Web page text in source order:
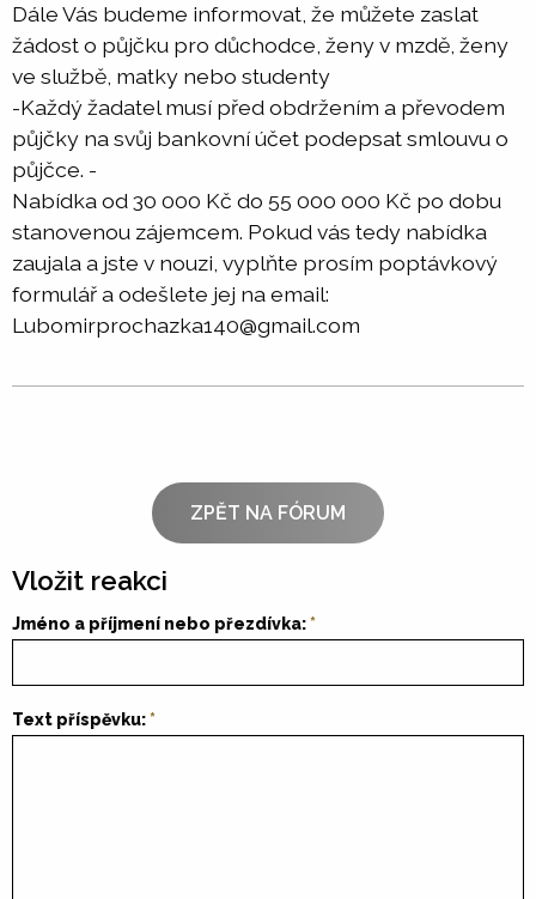
Dále Vás budeme informovat, že můžete zaslat
žádost o půjčku pro důchodce, ženy v mzdě, ženy
ve službě, matky nebo studenty
-Každý žadatel musí před obdržením a převodem
půjčky na svůj bankovní účet podepsat smlouvu o
půjčce. -
Nabídka od 30 000 Kč do 55 000 000 Kč po dobu
stanovenou zájemcem. Pokud vás tedy nabídka
zaujala a jste v nouzi, vyplňte prosím poptávkový
formulář a odešlete jej na email:
Lubomirprochazka140@gmail.com
ZPĚT NA FÓRUM
Vložit reakci
Jméno a příjmení nebo přezdívka:
Text příspěvku: